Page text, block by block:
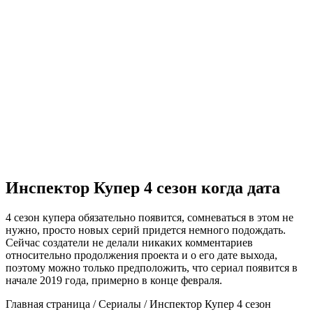
Инспектор Купер 4 сезон когда дата
4 сезон купера обязательно появится, сомневаться в этом не
нужно, просто новых серий придется немного подождать.
Сейчас создатели не делали никаких комментариев
относительно продолжения проекта и о его дате выхода,
поэтому можно только предположить, что сериал появится в
начале 2019 года, примерно в конце февраля.
Главная страница / Сериалы / Инспектор Купер 4 сезон